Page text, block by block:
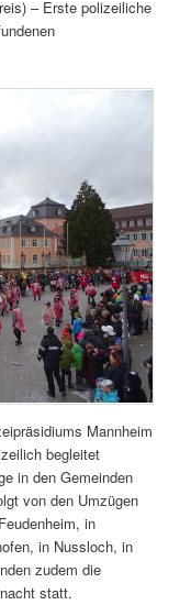
– Erste polizeiliche
Mannheim
begleitet
in den Gemeinden
von den Umzügen
in
in Nussloch, in
zudem die
statt.